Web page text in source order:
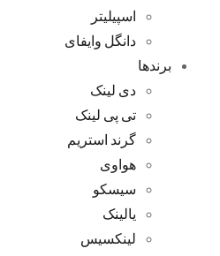
اسپیلیتر
دانگل وایفای
برندها
دی لینک
تی پی لینک
گرند استریم
هواوی
سیسکو
یالینک
لینکسیس